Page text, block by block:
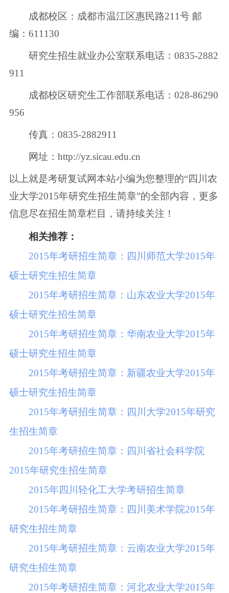
成都校区：成都市温江区惠民路211号 邮
编：611130
研究生招生就业办公室联系电话：0835-2882
911
成都校区研究生工作部联系电话：028-86290
956
传真：0835-2882911
网址：http://yz.sicau.edu.cn
以上就是考研复试网本站小编为您整理的“四川农
业大学2015年研究生招生简章”的全部内容，更多
信息尽在招生简章栏目，请持续关注！
相关推荐：
2015年考研招生简章：四川师范大学2015年
硕士研究生招生简章
2015年考研招生简章：山东农业大学2015年
硕士研究生招生简章
2015年考研招生简章：华南农业大学2015年
硕士研究生招生简章
2015年考研招生简章：新疆农业大学2015年
硕士研究生招生简章
2015年考研招生简章：四川大学2015年研究
生招生简章
2015年考研招生简章：四川省社会科学院
2015年研究生招生简章
2015年四川轻化工大学考研招生简章
2015年考研招生简章：四川美术学院2015年
研究生招生简章
2015年考研招生简章：云南农业大学2015年
研究生招生简章
2015年考研招生简章：河北农业大学2015年